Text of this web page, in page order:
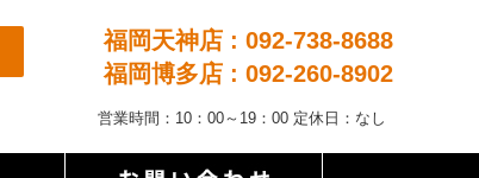
福岡天神店 : 092-738-8688
福岡博多店 : 092-260-8902
営業時間：10：00～19：00 定休日：なし